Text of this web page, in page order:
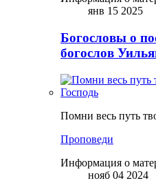
янв 15 2025
Богословы о
богослов
Помни весь путь
Проповеди
Информация о
нояб 04 2024